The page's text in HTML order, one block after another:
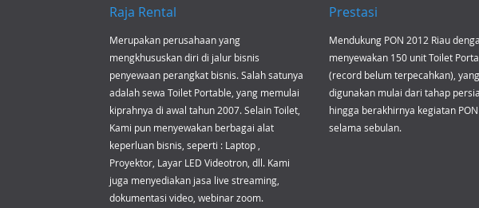
Raja Rental
Merupakan perusahaan yang
mengkhususkan diri di jalur bisnis
penyewaan perangkat bisnis. Salah satunya
adalahsewa Toilet Portable , yang memulai
kiprahnya di awal tahun 2007. Selain Toilet,
Kami pun menyewakan berbagai alat
keperluan bisnis, seperti : Laptop
Proyektor , Layar LED Videotron, dll. Kami
juga menyediakan jasa live streaming
dokumentasi video, webinar zoom.
Prestasi
Mendukung PON 2012 Riau
menyewakan 150 unit Toilet
(record belum terpecahkan), yang
digunakan mulai dari tahap
hingga berakhirnya kegiatan
selama sebulan.